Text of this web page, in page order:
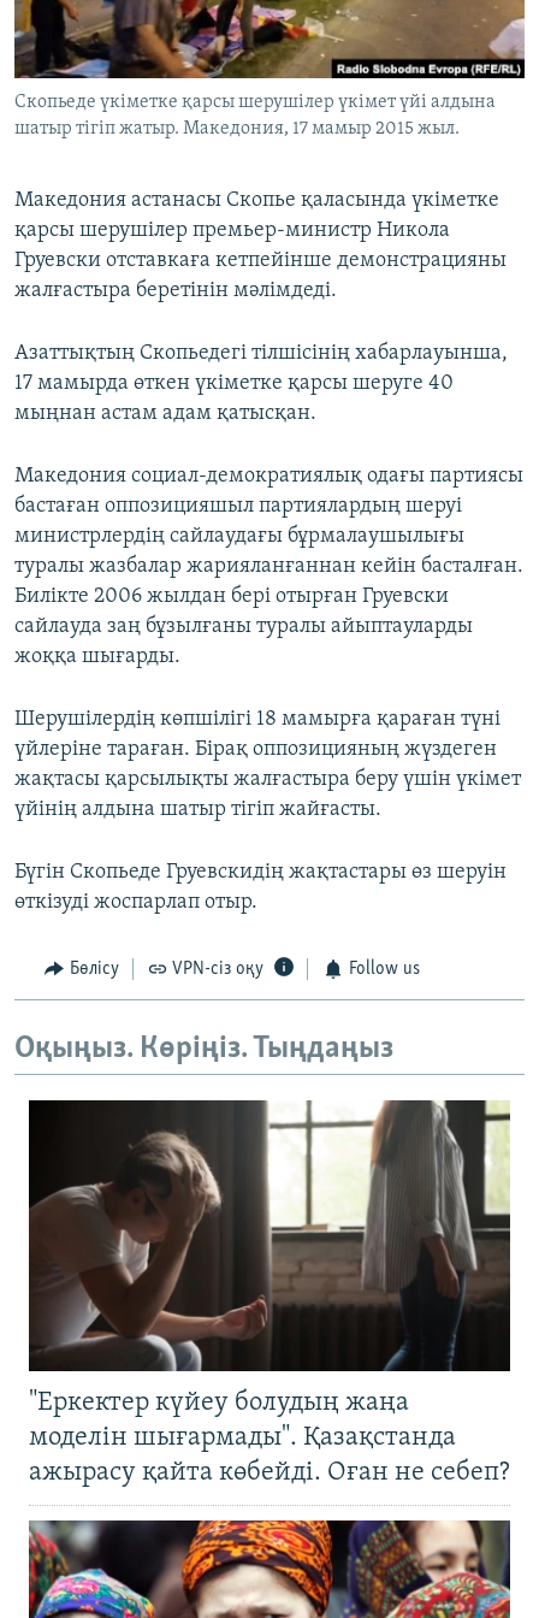
ЖАЗЫЛЫҢЫЗ
Басқа тілдерде
Скопьеде үкіметке қарсы шерушілер үкімет үйі алдына
шатыр тігіп жатыр. Македония, 17 мамыр 2015 жыл.
Македония астанасы Скопье қаласында үкіметке
қарсы шерушілер премьер-министр Никола
Груевски отставкаға кетпейінше демонстрацияны
жалғастыра беретінін мәлімдеді.
Азаттықтың Скопьедегі тілшісінің хабарлауынша,
17 мамырда өткен үкіметке қарсы шеруге 40
мыңнан астам адам қатысқан.
Македония социал-демократиялық одағы партиясы
бастаған оппозицияшыл партиялардың шеруі
министрлердің сайлаудағы бұрмалаушылығы
туралы жазбалар жарияланғаннан кейін басталған.
Билікте 2006 жылдан бері отырған Груевски
сайлауда заң бұзылғаны туралы айыптауларды
жоққа шығарды.
Шерушілердің көпшілігі 18 мамырға қараған түні
үйлеріне тараған. Бірақ оппозицияның жүздеген
жақтасы қарсылықты жалғастыра беру үшін үкімет
үйінің алдына шатыр тігіп жайғасты.
Бүгін Скопьеде Груевскидің жақтастары өз шеруін
өткізуді жоспарлап отыр.
Бөлісу VPN-сіз оқу Follow us
Оқыңыз. Көріңіз. Тыңдаңыз
"Еркектер күйеу болудың жаңа
моделін шығармады". Қазақстанда
ажырасу қайта көбейді. Оған не себеп?